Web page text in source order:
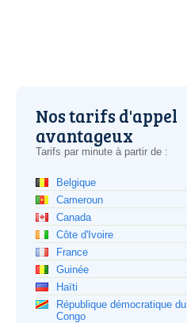
Nos tarifs d'appel
avantageux
Tarifs par minute à partir de :
Belgique
Cameroun
Canada
Côte d'Ivoire
France
Guinée
Haïti
République démocratique du
Congo